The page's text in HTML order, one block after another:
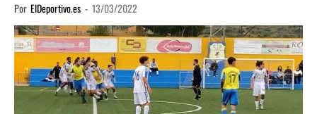
Por ElDeportivo.es - 13/03/2022